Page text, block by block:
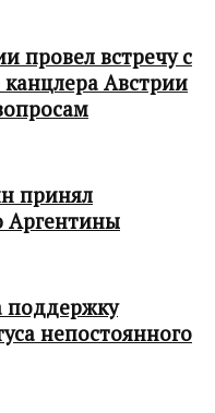
провел встречу с
Австрии
принял
Аргентины
поддержку
непостоянного